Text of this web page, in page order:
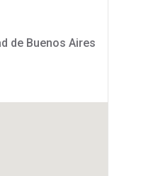
de Buenos Aires